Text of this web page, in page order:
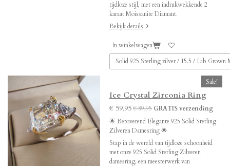
tijdloze stijl, met een indrukwekkende 2
karaat Moissanite Diamant.
Bekijk details
In winkelwagen
Sale!
Ice Crystal Zirconia Ring
€ 59,95€ 89,95 GRATIS verzending
🌟 Betoverend Elegante 925 Solid Sterling
Zilveren Damesring 🌟
Stap in de wereld van tijdloze schoonheid
met onze 925 Solid Sterling Zilveren
damesring, een meesterwerk van